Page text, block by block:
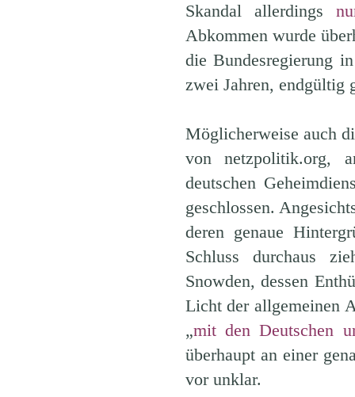
Skandal allerdings
Abkommen wurde
die Bundesregierung
zwei Jahren, endgültig
Möglicherweise auch
von netzpolitik.org,
deutschen
geschlossen.
deren genaue
Schluss durchaus
Snowden, dessen
Licht der allgemeinen
„mit den Deutschen
überhaupt an einer
vor unklar.